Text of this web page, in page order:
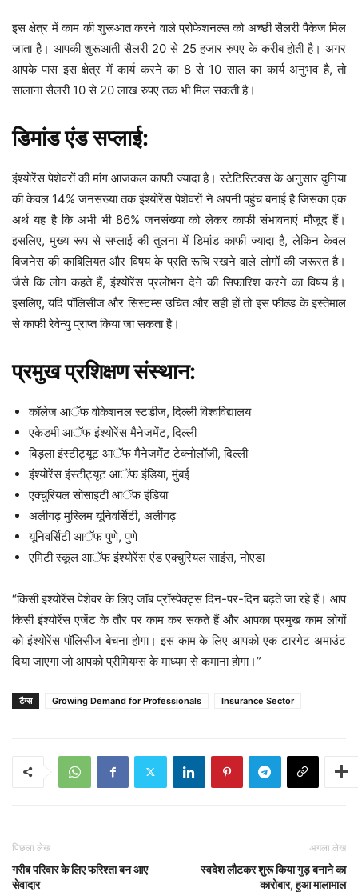
इस क्षेत्र में काम की शुरूआत करने वाले प्रोफेशनल्स को अच्छी सैलरी पैकेज मिल
जाता है। आपकी शुरूआती सैलरी 20 से 25 हजार रुपए के करीब होती है। अगर
आपके पास इस क्षेत्र में कार्य करने का 8 से 10 साल का कार्य अनुभव है, तो
सालाना सैलरी 10 से 20 लाख रुपए तक भी मिल सकती है।
डिमांड एंड सप्लाई:
इंश्योरेंस पेशेवरों की मांग आजकल काफी ज्यादा है। स्टेटिस्टिक्स के अनुसार दुनिया
की केवल 14% जनसंख्या तक इंश्योरेंस पेशेवरों ने अपनी पहुंच बनाई है जिसका एक
अर्थ यह है कि अभी भी 86% जनसंख्या को लेकर काफी संभावनाएं मौजूद हैं।
इसलिए, मुख्य रूप से सप्लाई की तुलना में डिमांड काफी ज्यादा है, लेकिन केवल
बिजनेस की काबिलियत और विषय के प्रति रूचि रखने वाले लोगों की जरूरत है।
जैसे कि लोग कहते हैं, इंश्योरेंस प्रलोभन देने की सिफारिश करने का विषय है।
इसलिए, यदि पॉलिसीज और सिस्टम्स उचित और सही हों तो इस फील्ड के इस्तेमाल
से काफी रेवेन्यु प्राप्त किया जा सकता है।
प्रमुख प्रशिक्षण संस्थान:
कॉलेज आॅफ वोकेशनल स्टडीज, दिल्ली विश्वविद्यालय
एकेडमी आॅफ इंश्योरेंस मैनेजमेंट, दिल्ली
बिड़ला इंस्टीट्यूट आॅफ मैनेजमेंट टेक्नोलॉजी, दिल्ली
इंश्योरेंस इंस्टीट्यूट आॅफ इंडिया, मुंबई
एक्चुरियल सोसाइटी आॅफ इंडिया
अलीगढ़ मुस्लिम यूनिवर्सिटी, अलीगढ़
यूनिवर्सिटी आॅफ पुणे, पुणे
एमिटी स्कूल आॅफ इंश्योरेंस एंड एक्चुरियल साइंस, नोएडा
“किसी इंश्योरेंस पेशेवर के लिए जॉब प्रॉस्पेक्ट्स दिन-पर-दिन बढ़ते जा रहे हैं। आप
किसी इंश्योरेंस एजेंट के तौर पर काम कर सकते हैं और आपका प्रमुख काम लोगों
को इंश्योरेंस पॉलिसीज बेचना होगा। इस काम के लिए आपको एक टारगेट अमाउंट
दिया जाएगा जो आपको प्रीमियम्स के माध्यम से कमाना होगा।”
टैग्स Growing Demand for Professionals Insurance Sector
पिछला लेख
गरीब परिवार के लिए फरिश्ता बन आए
सेवादार
अगला लेख
स्वदेश लौटकर शुरू किया गुड़ बनाने का
कारोबार, हुआ मालामाल